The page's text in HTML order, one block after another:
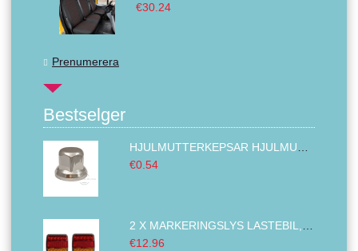
€30.24
Prenumerera
Bestselger
€0.54
€12.96